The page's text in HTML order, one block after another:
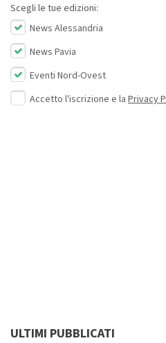
Scegli le tue edizioni:
News Alessandria
News Pavia
Eventi Nord-Ovest
Accetto l'iscrizione e la Privacy
ULTIMI PUBBLICATI